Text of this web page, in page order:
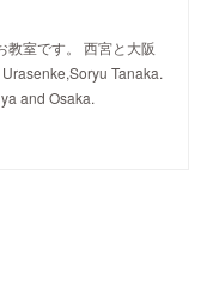
室です。 西宮と大阪
Tanaka.
and Osaka.